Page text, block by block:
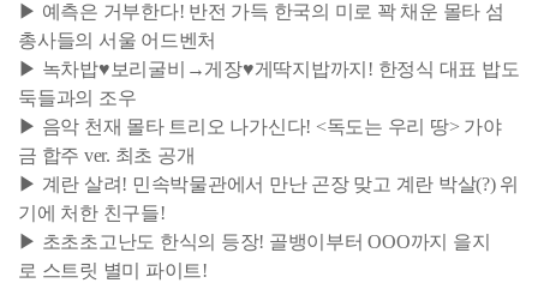
▶ 예측은 거부한다! 반전 가득 한국의 미로 꽉 채운 몰타 섬
총사들의 서울 어드벤처
▶ 녹차밥♥보리굴비→게장♥게딱지밥까지! 한정식 대표 밥도
둑들과의 조우
▶ 음악 천재 몰타 트리오 나가신다! <독도는 우리 땅> 가야
금 합주 ver. 최초 공개
▶ 계란 살려! 민속박물관에서 만난 곤장 맞고 계란 박살(?) 위
기에 처한 친구들!
▶ 초초초고난도 한식의 등장! 골뱅이부터 OOO까지 을지
로 스트릿 별미 파이트!